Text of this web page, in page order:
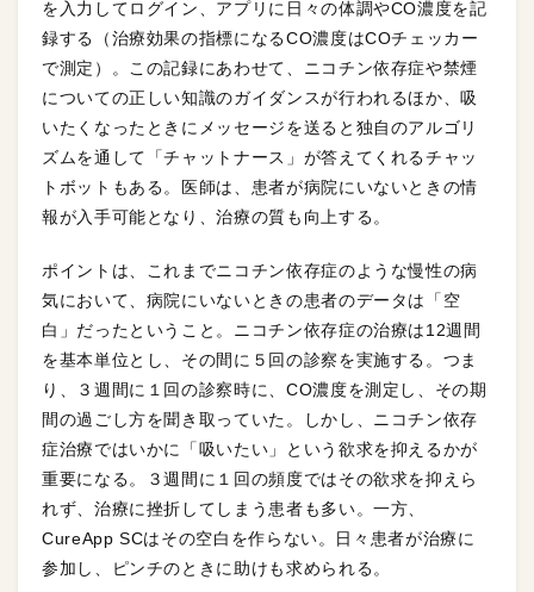
を入力してログイン、アプリに日々の体調やCO濃度を記
録する（治療効果の指標になるCO濃度はCOチェッカー
で測定）。この記録にあわせて、ニコチン依存症や禁煙
についての正しい知識のガイダンスが行われるほか、吸
いたくなったときにメッセージを送ると独自のアルゴリ
ズムを通して「チャットナース」が答えてくれるチャッ
トボットもある。医師は、患者が病院にいないときの情
報が入手可能となり、治療の質も向上する。
ポイントは、これまでニコチン依存症のような慢性の病
気において、病院にいないときの患者のデータは「空
白」だったということ。ニコチン依存症の治療は12週間
を基本単位とし、その間に５回の診察を実施する。つま
り、３週間に１回の診察時に、CO濃度を測定し、その期
間の過ごし方を聞き取っていた。しかし、ニコチン依存
症治療ではいかに「吸いたい」という欲求を抑えるかが
重要になる。３週間に１回の頻度ではその欲求を抑えら
れず、治療に挫折してしまう患者も多い。一方、
CureApp SCはその空白を作らない。日々患者が治療に
参加し、ピンチのときに助けも求められる。